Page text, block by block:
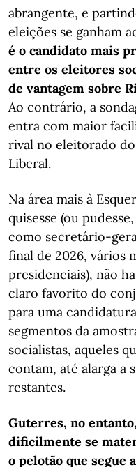
abrangente, e
eleições se ganham
é o candidato mais
entre os eleitores
de vantagem sobre
Ao contrário, a
entra com maior
rival no eleitorado
Liberal.
Na área mais à
quisesse (ou
como secretário-
final de 2026, vários
presidenciais), não
claro favorito do
para uma
segmentos da
socialistas, aqueles
contam, até alarga a
restantes.
Guterres, no
dificilmente se
o pelotão que segue